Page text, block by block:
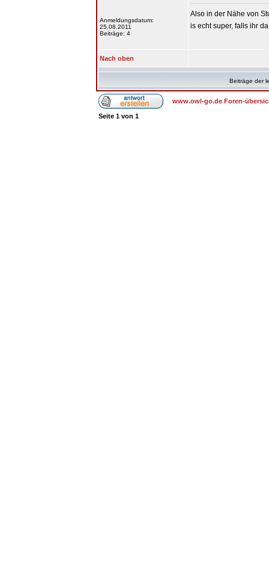
Anmeldungsdatum:
25.08.2011
Beiträge: 4
Also in der Nähe von
is echt super, falls ihr
Nach oben
Beiträge der
www.owl-go.de Foren-
Seite 1 von 1